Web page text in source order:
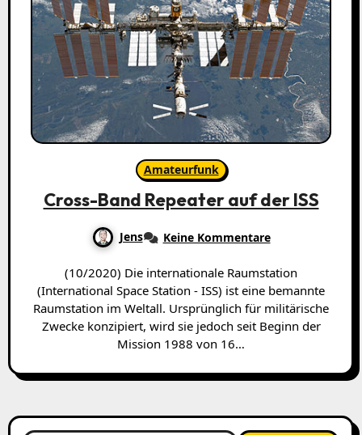
Amateurfunk
Cross-Band Repeater auf der ISS
Jens Keine Kommentare
(10/2020) Die internationale Raumstation
(International Space Station - ISS) ist eine bemannte
Raumstation im Weltall. Ursprünglich für militärische
Zwecke konzipiert, wird sie jedoch seit Beginn der
Mission 1988 von 16…